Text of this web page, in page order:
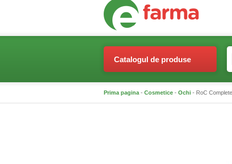
Catalogul de produse
Prima pagina - Cosmetice - Ochi - RoC